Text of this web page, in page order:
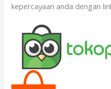
kepercayaan anda dengan